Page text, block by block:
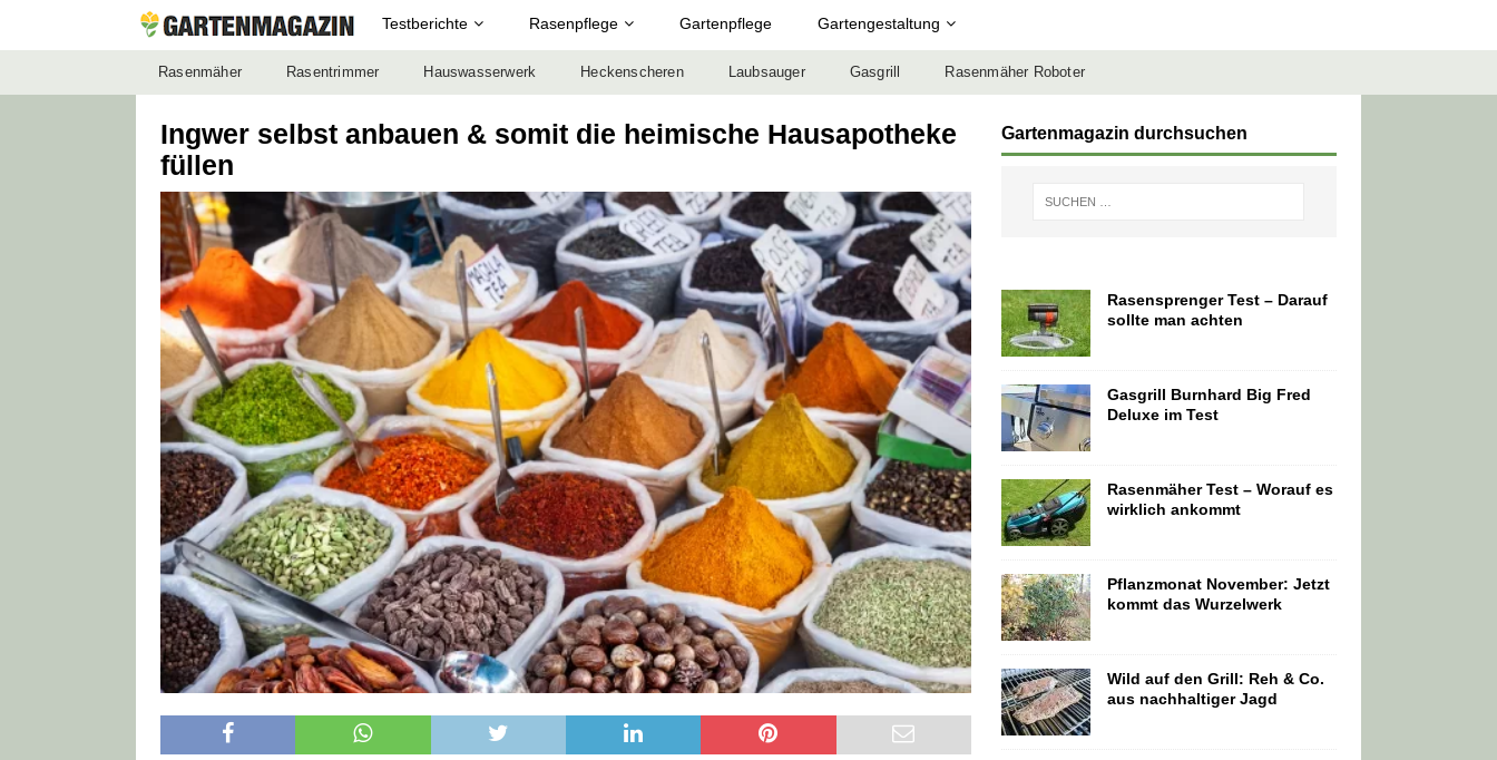
Testberichte Rasenpflege Gartenpflege Gartengestaltung
Rasenmäher Rasentrimmer Hauswasserwerk Heckenscheren Laubsauger Gasgrill Rasenmäher Roboter
Ingwer selbst anbauen & somit die heimische Hausapotheke
füllen
Gartenmagazin durchsuchen
Rasensprenger Test – Darauf
sollte man achten
Gasgrill Burnhard Big Fred
Deluxe im Test
Rasenmäher Test – Worauf es
wirklich ankommt
Pflanzmonat November: Jetzt
kommt das Wurzelwerk
Wild auf den Grill: Reh & Co.
aus nachhaltiger Jagd